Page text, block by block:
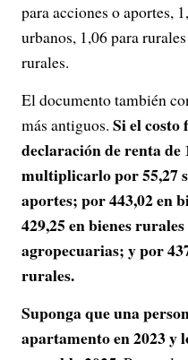
para acciones o aportes,
urbanos, 1,06 para
rurales.
El documento también
más antiguos. Si el costo
declaración de renta de
multiplicarlo por 55,27
aportes; por 443,02 en
429,25 en bienes
agropecuarias; y por
rurales.
Suponga que una
apartamento en 2023 y